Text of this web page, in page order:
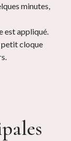
minutes,
est appliqué.
petit cloque